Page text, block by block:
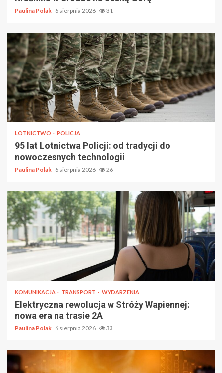
Paulina Polak 6 sierpnia 2026 31
LOTNICTWO POLICJA
95 lat Lotnictwa Policji: od tradycji do
nowoczesnych technologii
Paulina Polak 6 sierpnia 2026 26
KOMUNIKACJA TRANSPORT WYDARZENIA
Elektryczna rewolucja w Stróży Wapiennej:
nowa era na trasie 2A
Paulina Polak 6 sierpnia 2026 33